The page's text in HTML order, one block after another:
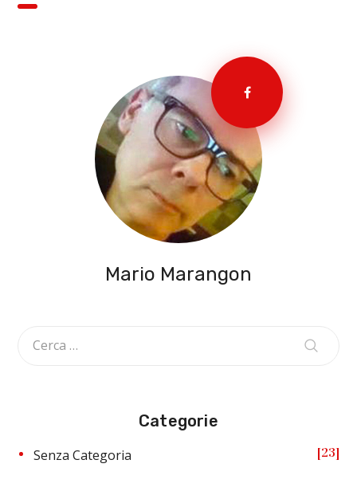
Mario Marangon
Categorie
Senza Categoria 23